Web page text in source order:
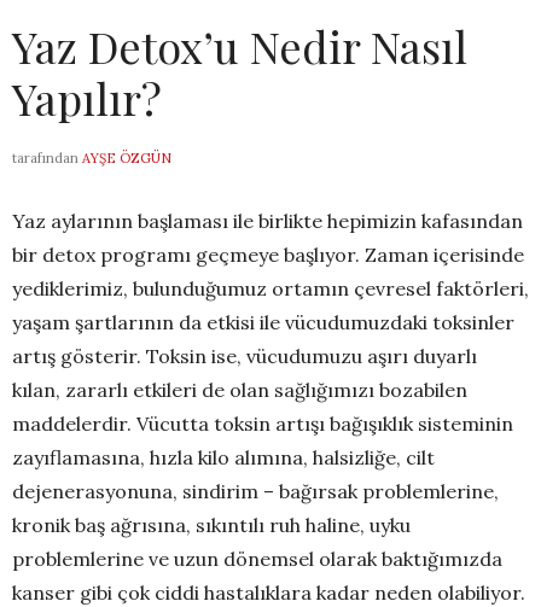
Yaz Detox’u Nedir Nasıl
Yapılır?
tarafından AYŞE ÖZGÜN
Yaz aylarının başlaması ile birlikte hepimizin kafasından
bir detox programı geçmeye başlıyor. Zaman içerisinde
yediklerimiz, bulunduğumuz ortamın çevresel faktörleri,
yaşam şartlarının da etkisi ile vücudumuzdaki toksinler
artış gösterir. Toksin ise, vücudumuzu aşırı duyarlı
kılan, zararlı etkileri de olan sağlığımızı bozabilen
maddelerdir. Vücutta toksin artışı bağışıklık sisteminin
zayıflamasına, hızla kilo alımına, halsizliğe, cilt
dejenerasyonuna, sindirim – bağırsak problemlerine,
kronik baş ağrısına, sıkıntılı ruh haline, uyku
problemlerine ve uzun dönemsel olarak baktığımızda
kanser gibi çok ciddi hastalıklara kadar neden olabiliyor.